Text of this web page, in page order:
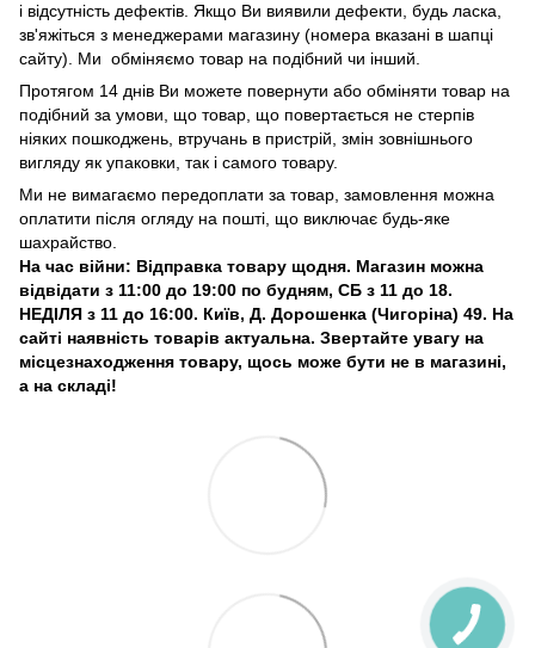
і відсутність дефектів. Якщо Ви виявили дефекти, будь ласка,
зв'яжіться з менеджерами магазину (номера вказані в шапці
сайту). Ми обміняємо товар на подібний чи інший.
Протягом 14 днів Ви можете повернути або обміняти товар на
подібний за умови, що товар, що повертається не стерпів
ніяких пошкоджень, втручань в пристрій, змін зовнішнього
вигляду як упаковки, так і самого товару.
Ми не вимагаємо передоплати за товар, замовлення можна
оплатити після огляду на пошті, що виключає будь-яке
шахрайство.
На час війни: Відправка товару щодня. Магазин можна
відвідати з 11:00 до 19:00 по будням, СБ з 11 до 18.
НЕДІЛЯ з 11 до 16:00. Київ, Д. Дорошенка (Чигоріна) 49. На
сайті наявність товарів актуальна. Звертайте увагу на
місцезнаходження товару, щось може бути не в магазині,
а на складі!